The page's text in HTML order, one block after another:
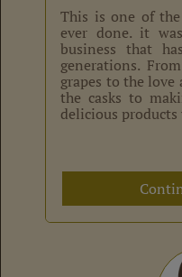
This is one of
ever done. it
business that
generations.
grapes to the
the casks to
delicious